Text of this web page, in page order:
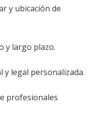
y ubicación de
y largo plazo.
y legal personalizada.
profesionales